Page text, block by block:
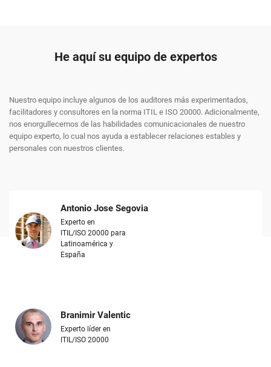
He aquí su equipo de expertos
Nuestro equipo incluye algunos de los auditores más experimentados,
facilitadores y consultores en la norma ITIL e ISO 20000. Adicionalmente,
nos enorgullecemos de las habilidades comunicacionales de nuestro
equipo experto, lo cual nos ayuda a establecer relaciones estables y
personales con nuestros clientes.
Antonio Jose Segovia
Experto en
ITIL/ISO 20000 para
Latinoamérica y
España
Branimir Valentic
Experto líder en
ITIL/ISO 20000